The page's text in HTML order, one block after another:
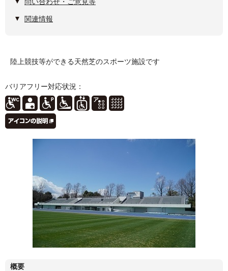
問い合わせ・ご意見等
関連情報
陸上競技等ができる天然芝のスポーツ施設です
バリアフリー対応状況：
概要